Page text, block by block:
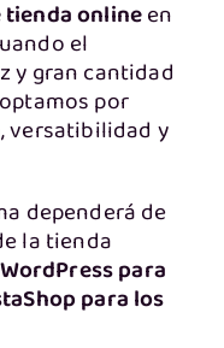
onlineen
el
y gran cantidad
por
versatibilidad y
dependerá de
la tienda
para
para los